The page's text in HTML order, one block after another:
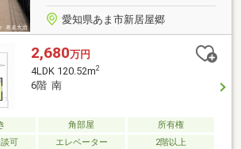
愛知県あま市新居屋郷
2,680万円
4LDK 120.52m2
6階 南
角部屋
所有権
可
エレベーター 2階以上